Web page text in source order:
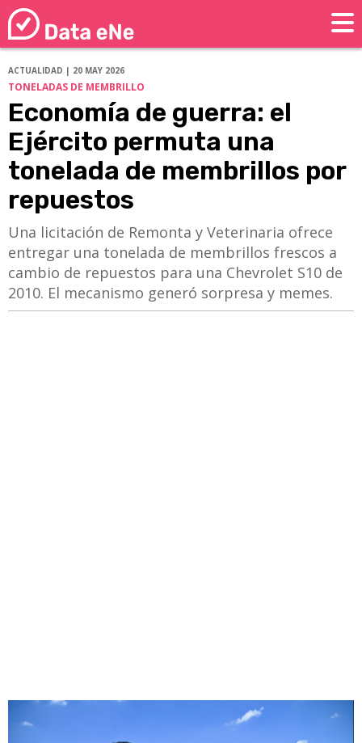
ACTUALIDAD | 20 MAY 2026
TONELADAS DE MEMBRILLO
Economía de guerra: el
Ejército permuta una
tonelada de membrillos por
repuestos
Una licitación de Remonta y Veterinaria ofrece
entregar una tonelada de membrillos frescos a
cambio de repuestos para una Chevrolet S10 de
2010. El mecanismo generó sorpresa y memes.